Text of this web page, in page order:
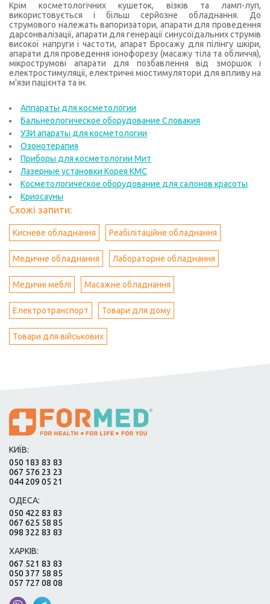
Крім косметологічних кушеток, візків та ламп-луп,
використовується і більш серйозне обладнання. До
струмового належать вапоризатори, апарати для проведення
дарсонвалізації, апарати для генерації синусоїдальних струмів
високої напруги і частоти, апарат Бросажу для пілінгу шкіри,
апарати для проведення іонофорезу (масажу тіла та обличчя),
мікрострумові апарати для позбавлення від зморшок і
електростимуляції, електричні міостимулятори для впливу на
м'язи пацієнта та ін.
Аппараты для косметологии
Бальнеологическое оборудование Словакия
УЗИ апараты для косметологии
Озонотерапия
Приборы для косметологии Мит
Лазерные установки Корея КМС
Косметологическое оборудование для салонов красоты
Криосауны
Схожі запити:
Кисневе обладнання Реабілітаційне обладнання
Медичне обладнання Лабораторне обладнання
Медичні меблі Масажне обладнання
Електротранспорт Товари для дому
Товари для військових
КИЇВ:
050 183 83 83
067 576 23 23
044 209 05 21
ОДЕСА:
050 422 83 83
067 625 58 85
098 322 83 83
ХАРКІВ:
067 521 83 83
050 377 58 85
057 727 08 08